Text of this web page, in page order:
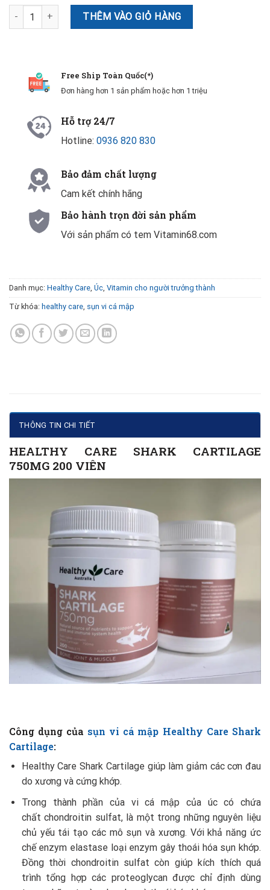
SỤN VI CÁ MẬP HEALTHY CARE SHARK CARTILAGE 750MG 200
THÊM VÀO GIỎ HÀNG
Free Ship Toàn Quốc(*)
Đơn hàng hơn 1 sản phẩm hoặc hơn 1 triệu
Hỗ trợ 24/7
Hotline: 0936 820 830
Bảo đảm chất lượng
Cam kết chính hãng
Bảo hành trọn đời sản phẩm
Với sản phẩm có tem Vitamin68.com
Danh mục: Healthy Care Úc Vitamin cho người trưởng thành
Từ khóa: healthy care sụn vi cá mập
THÔNG TIN CHI TIẾT
HEALTHY CARE SHARK CARTILAGE
750MG 200 VIÊN
Công dụng của sụn vi cá mập Healthy Care Shark
Cartilage:
Healthy Care Shark Cartilage giúp làm giảm các cơn đau
do xương và cứng khớp.
Trong thành phần của vi cá mập của úc có chứa
chất chondroitin sulfat, là một trong những nguyên liệu
chủ yếu tái tạo các mô sụn và xương. Với khả năng ức
chế enzym elastase loại enzym gây thoái hóa sụn khớp.
Đồng thời chondroitin sulfat còn giúp kích thích quá
trình tổng hợp các proteoglycan được chỉ định dùng